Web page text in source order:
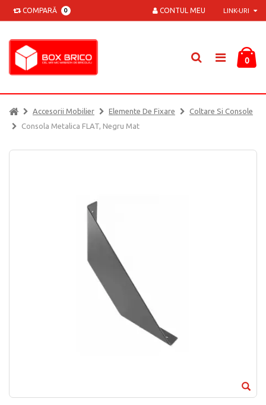
COMPARĂ 0 LINK-URI
CONTUL MEU
0
Accesorii Mobilier Elemente De Fixare
Coltare Si Console
Consola Metalica FLAT, Negru Mat